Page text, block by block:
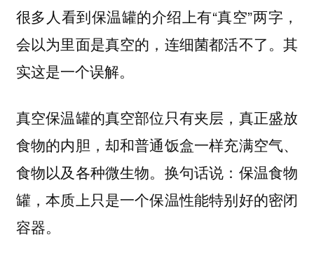
很多人看到保温罐的介绍上有“真空”两字，
会以为里面是真空的，连细菌都活不了。其
实这是一个误解。
真空保温罐的真空部位只有夹层，真正盛放
食物的内胆，却和普通饭盒一样充满空气、
食物以及各种微生物。 换句话说：保温食物
罐，本质上只是一个保温性能特别好的密闭
容器。